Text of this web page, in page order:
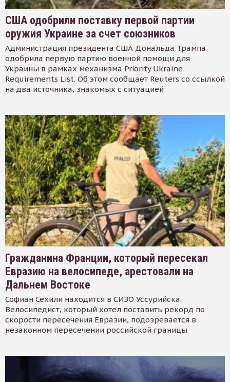
США одобрили поставку первой партии
оружия Украине за счет союзников
Администрация президента США Дональда Трампа
одобрила первую партию военной помощи для
Украины в рамках механизма Priority Ukraine
Requirements List. Об этом сообщает Reuters со ссылкой
на два источника, знакомых с ситуацией
Гражданина Франции, который пересекал
Евразию на велосипеде, арестовали на
Дальнем Востоке
Софиан Сехили находится в СИЗО Уссурийска.
Велосипедист, который хотел поставить рекорд по
скорости пересечения Евразии, подозревается в
незаконном пересечении российской границы